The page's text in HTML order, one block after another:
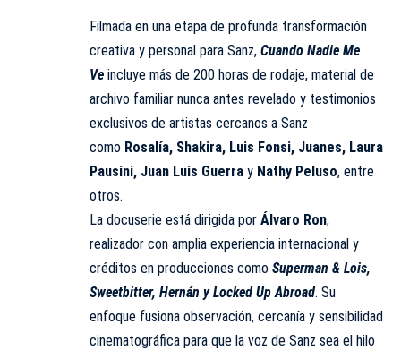
Filmada en una etapa de profunda transformación
creativa y personal para Sanz, Cuando Nadie Me
Ve incluye más de 200 horas de rodaje, material de
archivo familiar nunca antes revelado y testimonios
exclusivos de artistas cercanos a Sanz
como Rosalía, Shakira, Luis Fonsi, Juanes, Laura
Pausini, Juan Luis Guerra y Nathy Peluso, entre
otros.
La docuserie está dirigida por Álvaro Ron,
realizador con amplia experiencia internacional y
créditos en producciones como Superman & Lois,
Sweetbitter, Hernán y Locked Up Abroad. Su
enfoque fusiona observación, cercanía y sensibilidad
cinematográfica para que la voz de Sanz sea el hilo